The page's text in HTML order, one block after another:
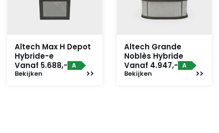
Altech Max H Depot
Hybride-e
Vanaf 5.688,- A
Bekijken
Altech Grande
Noblès Hybride
Vanaf 4.947,- A
Bekijken